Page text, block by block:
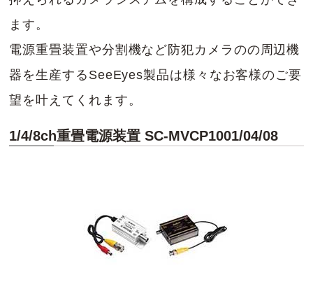
ます。
電源重畳装置や分割機など防犯カメラのの周辺機
器を生産するSeeEyes製品は様々なお客様のご要
望を叶えてくれます。
1/4/8ch重畳電源装置 SC-MVCP1001/04/08